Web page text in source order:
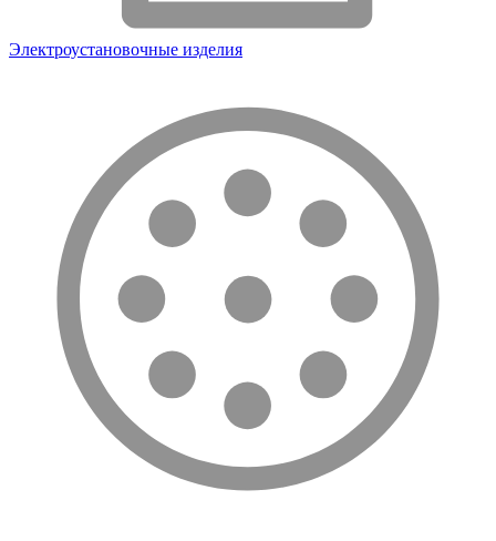
Электроустановочные изделия